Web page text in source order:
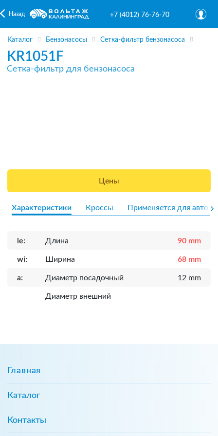
Назад +7 (4012) 76-76-70
Каталог Бензонасосы Сетка-фильтр бензонасоса
KR1051F
Сетка-фильтр для бензонасоса
Цены
Характеристики Кроссы Применяется для авто
le: Длина 90 mm
wi: Ширина 68 mm
a: Диаметр посадочный 12 mm
Диаметр внешний
Главная
Каталог
Контакты